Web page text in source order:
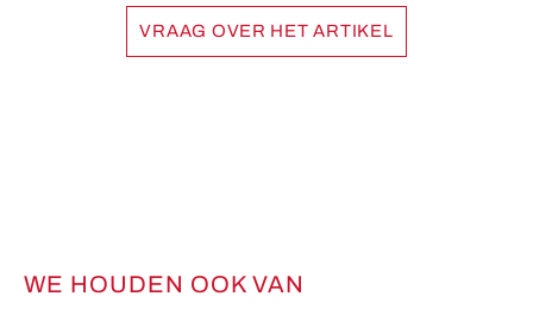
VRAAG OVER HET ARTIKEL
Productgalerij overslaan
WE HOUDEN OOK VAN